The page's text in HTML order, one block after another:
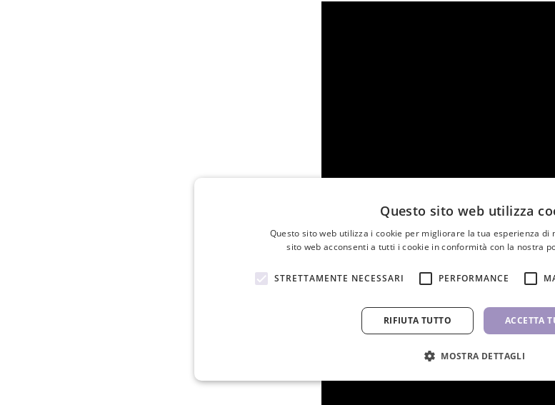
Questo sito web utilizza
Questo sito web utilizza i cookie per migliorare la tua esperienza di
sito web acconsenti a tutti i cookie in conformità con la nostra
STRETTAMENTE NECESSARI PERFORMANCE
ACCETTA
RIFIUTA TUTTO
MOSTRA DETTAGLI